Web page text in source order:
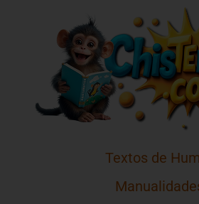
Textos de